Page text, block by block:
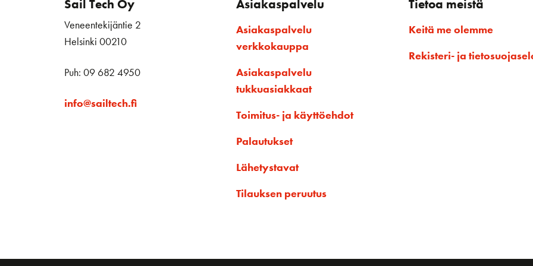
Sail Tech Oy
Veneentekijäntie 2
Helsinki 00210
Puh: 09 682 4950
info@sailtech.fi
Asiakaspalvelu
Asiakaspalvelu
verkkokauppa
Asiakaspalvelu
tukkuasiakkaat
Toimitus- ja käyttöehdot
Palautukset
Lähetystavat
Tilauksen peruutus
Tietoa meistä
Keitä me olemme
Rekisteri- ja